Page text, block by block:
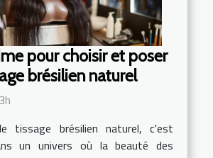
pour choisir et poser
brésilien naturel
tissage brésilien naturel, c'est
un univers où la beauté des